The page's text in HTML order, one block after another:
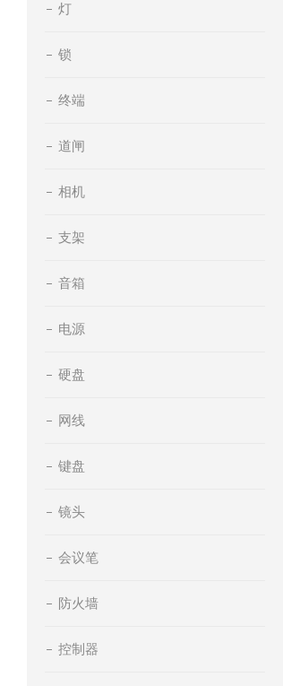
灯
锁
终端
道闸
相机
支架
音箱
电源
硬盘
网线
键盘
镜头
会议笔
防火墙
控制器